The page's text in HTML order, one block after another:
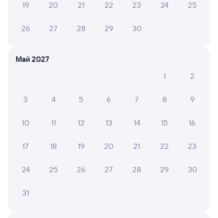
6 причин купить ж/д билеты
Онлайн-возврат билетов без очереди в кассу
Выбор любимых мест на схемах вагонов
Подробные ответы на вопросы о поездке или
покупке
СМС-сопровождение до посадки в поезд
Поездка была комфортной. Благодарю персонал
19 20 21 22 23 24 25
26 27 28 29 30
Май 2027
1
2
3 4 5 6 7 8 9
10 11 12 13 14 15 16
17 18 19 20 21 22 23
24 25 26 27 28 29 30
31